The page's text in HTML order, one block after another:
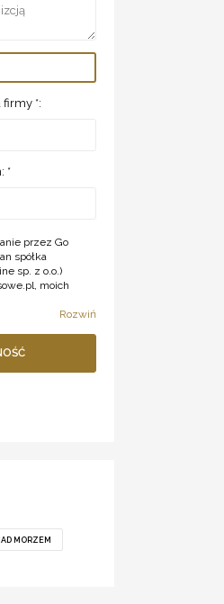
firmy *:
*
przez Go
spółka
sp. z o.o.)
moich
Rozwiń
MORZEM